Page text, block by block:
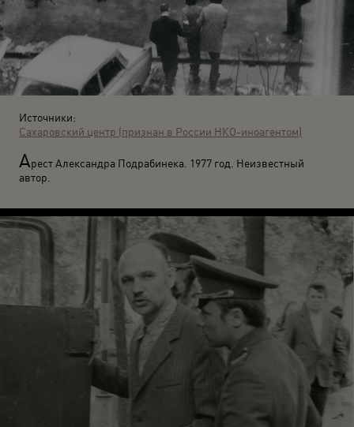
Источники:
Сахаровский центр (признан в России НКО-иноагентом)
Арест Александра Подрабинека. 1977 год. Неизвестный
автор.